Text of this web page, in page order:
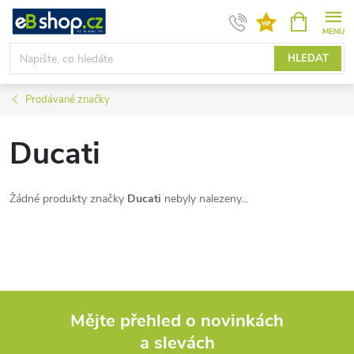
Přejít
obsah
HLEDAT
NÁKUPNÍ
KOŠÍK
Prodávané značky
Ducati
Žádné produkty značky Ducati nebyly nalezeny...
Mějte přehled o novinkách
a slevách